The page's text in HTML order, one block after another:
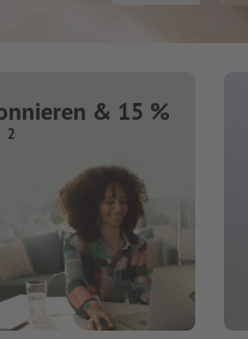
& 15 %
2